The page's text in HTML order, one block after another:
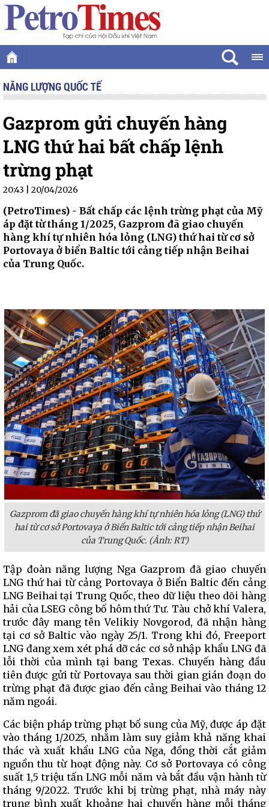
NĂNG LƯỢNG QUỐC TẾ
Gazprom gửi chuyến hàng
LNG thứ hai bất chấp lệnh
trừng phạt
20:43 | 20/04/2026
(PetroTimes) - Bất chấp các lệnh trừng phạt của Mỹ
áp đặt từ tháng 1/2025, Gazprom đã giao chuyến
hàng khí tự nhiên hóa lỏng (LNG) thứ hai từ cơ sở
Portovaya ở biển Baltic tới cảng tiếp nhận Beihai
của Trung Quốc.
Gazprom đã giao chuyến hàng khí tự nhiên hóa lỏng (LNG) thứ
hai từ cơ sở Portovaya ở Biển Baltic tới cảng tiếp nhận Beihai
của Trung Quốc. (Ảnh: RT)
Tập đoàn năng lượng Nga Gazprom đã giao chuyến
LNG thứ hai từ cảng Portovaya ở Biển Baltic đến cảng
LNG Beihai tại Trung Quốc, theo dữ liệu theo dõi hàng
hải của LSEG công bố hôm thứ Tư. Tàu chở khí Valera,
trước đây mang tên Velikiy Novgorod, đã nhận hàng
tại cơ sở Baltic vào ngày 25/1. Trong khi đó, Freeport
LNG đang xem xét phá dỡ các cơ sở nhập khẩu LNG đã
lỗi thời của mình tại bang Texas. Chuyến hàng đầu
tiên được gửi từ Portovaya sau thời gian gián đoạn do
trừng phạt đã được giao đến cảng Beihai vào tháng 12
năm ngoái.
Các biện pháp trừng phạt bổ sung của Mỹ, được áp đặt
vào tháng 1/2025, nhằm làm suy giảm khả năng khai
thác và xuất khẩu LNG của Nga, đồng thời cắt giảm
nguồn thu từ hoạt động này. Cơ sở Portovaya có công
suất 1,5 triệu tấn LNG mỗi năm và bắt đầu vận hành từ
tháng 9/2022. Trước khi bị trừng phạt, nhà máy này
trung bình xuất khoảng hai chuyến hàng mỗi tháng